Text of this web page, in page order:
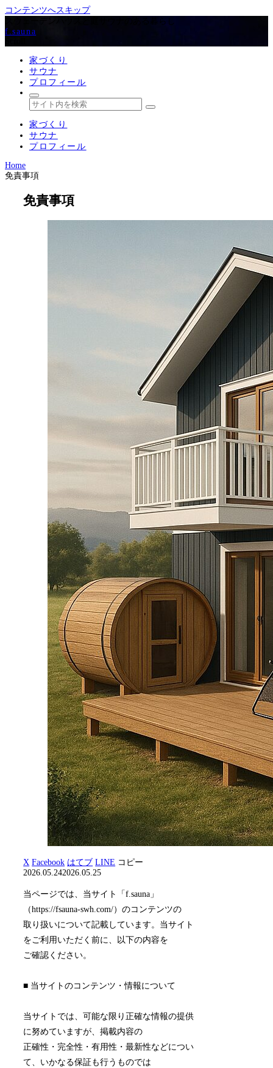
コンテンツへスキップ
スウェーデンハウスと庭サウナのある暮らし
f.sauna
家づくり
サウナ
プロフィール
家づくり
サウナ
プロフィール
Home
免責事項
免責事項
X Facebook はてブ LINE コピー
2026.05.242026.05.25
当ページでは、当サイト「f.sauna」
（https://fsauna-swh.com/）のコンテンツの
取り扱いについて記載しています。当サイト
をご利用いただく前に、以下の内容を
ご確認ください。
■ 当サイトのコンテンツ・情報について
当サイトでは、可能な限り正確な情報の提供
に努めていますが、掲載内容の
正確性・完全性・有用性・最新性などについ
て、いかなる保証も行うものでは